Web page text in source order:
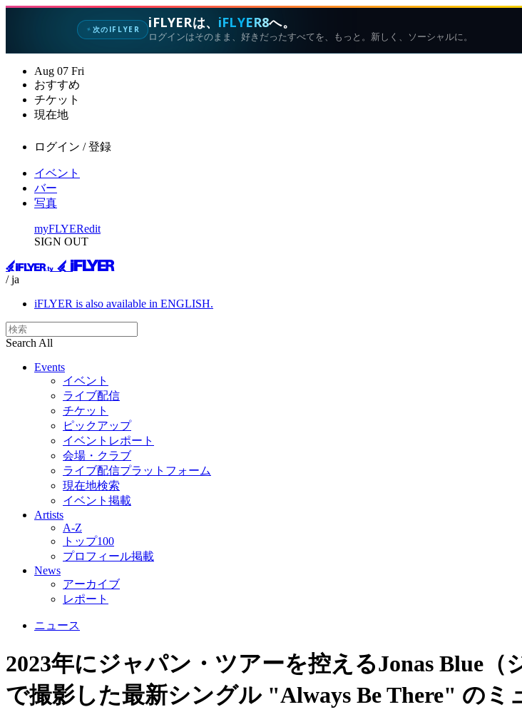
✦次のIFLYER iFLYERは、 iFLYER8へ。
ログインはそのまま、好きだったすべてを、もっと。新しく、ソーシャルに。
Aug 07 Fri
おすすめ
チケット
現在地
ログイン / 登録
イベント
バー
写真
myFLYERedit
SIGN OUT
/ ja
iFLYER is also available in ENGLISH.
Search All
Events
イベント
ライブ配信
チケット
ピックアップ
イベントレポート
会場・クラブ
ライブ配信プラットフォーム
現在地検索
イベント掲載
Artists
A-Z
トップ100
プロフィール掲載
News
アーカイブ
レポート
ニュース
2023年にジャパン・ツアーを控えるJonas Blue
で撮影した最新シングル "Always Be There" のミ